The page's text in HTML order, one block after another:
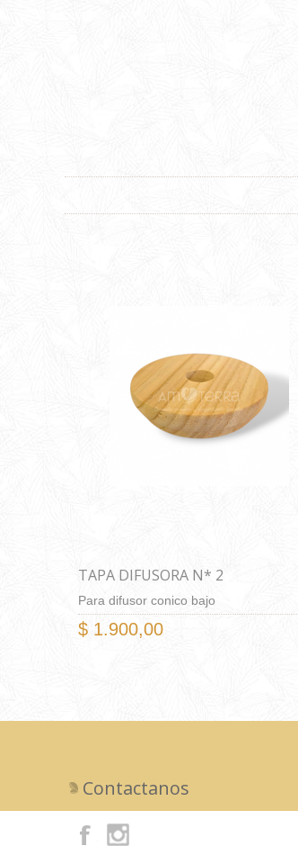
TAPA DIFUSORA N* 2
Para difusor conico bajo
$ 1.900,00
Contactanos